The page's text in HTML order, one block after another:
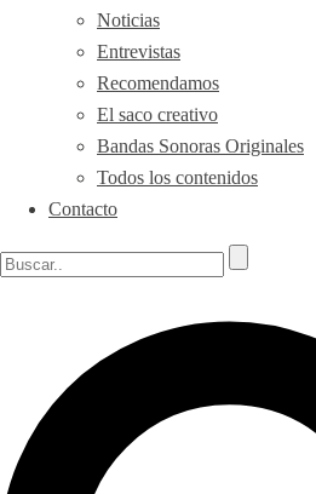
Noticias
Entrevistas
Recomendamos
El saco creativo
Bandas Sonoras Originales
Todos los contenidos
Contacto